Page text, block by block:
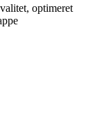
optimeret